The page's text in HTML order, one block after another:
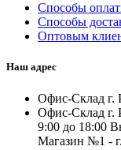
Способы
Способы
Оптовым
Наш адрес
Офис-Склад г.
Офис-Склад г.
9:00 до 18:00
Магазин №1 -